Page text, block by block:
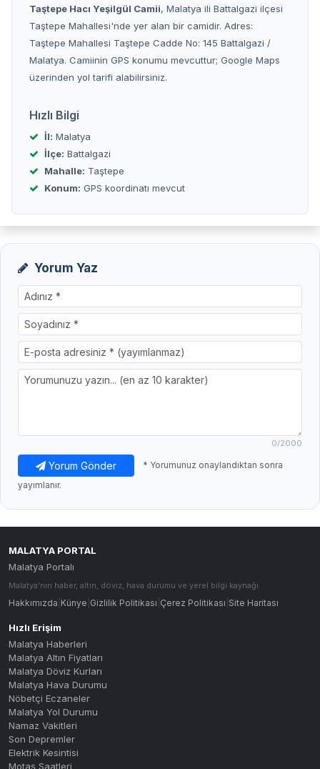
Taştepe Hacı Yeşilgül Camii, Malatya ili Battalgazi ilçesi
Taştepe Mahallesi'nde yer alan bir camidir. Adres:
Taştepe Mahallesi Taştepe Cadde No: 145 Battalgazi /
Malatya. Camiinin GPS konumu mevcuttur; Google Maps
üzerinden yol tarifi alabilirsiniz.
Hızlı Bilgi
İl: Malatya
İlçe: Battalgazi
Mahalle: Taştepe
Konum: GPS koordinatı mevcut
Yorum Yaz
0/2000
Yorum Gönder
* Yorumunuz onaylandıktan sonra
yayımlanır.
MALATYA PORTAL
Malatya Portalı
Malatya'nın haber, altın, döviz, hava durumu ve yerel bilgi kaynağı.
Hakkımızda Künye Gizlilik Politikası Çerez Politikası Site Haritası
Hızlı Erişim
Malatya Haberleri
Malatya Altın Fiyatları
Malatya Döviz Kurları
Malatya Hava Durumu
Nöbetçi Eczaneler
Malatya Yol Durumu
Namaz Vakitleri
Son Depremler
Elektrik Kesintisi
Motaş Saatleri